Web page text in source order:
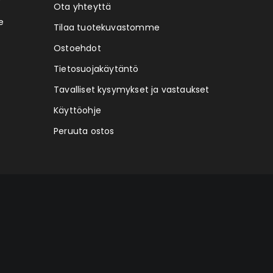
Ota yhteyttä
Tilaa tuotekuvastomme
Ostoehdot
Tietosuojakäytäntö
Tavalliset kysymykset ja vastaukset
Käyttöohje
Peruuta ostos